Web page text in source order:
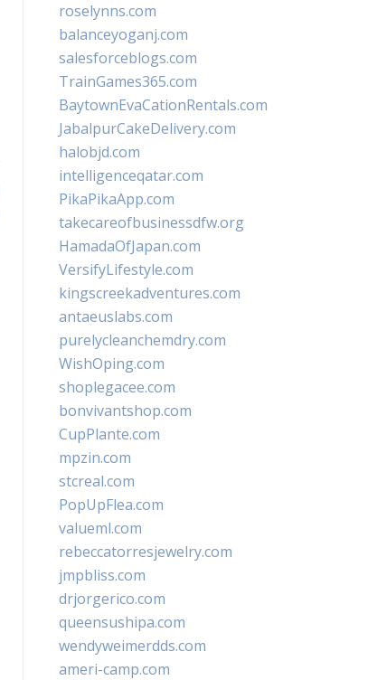
roselynns.com
balanceyoganj.com
salesforceblogs.com
TrainGames365.com
BaytownEvaCationRentals.com
JabalpurCakeDelivery.com
halobjd.com
intelligenceqatar.com
PikaPikaApp.com
takecareofbusinessdfw.org
HamadaOfJapan.com
VersifyLifestyle.com
kingscreekadventures.com
antaeuslabs.com
purelycleanchemdry.com
WishOping.com
shoplegacee.com
bonvivantshop.com
CupPlante.com
mpzin.com
stcreal.com
PopUpFlea.com
valueml.com
rebeccatorresjewelry.com
jmpbliss.com
drjorgerico.com
queensushipa.com
wendyweimerdds.com
ameri-camp.com